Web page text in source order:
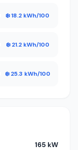
165 kW
❄️ 18.2 kWh/100
❄️ 21.2 kWh/100
❄️ 25.3 kWh/100